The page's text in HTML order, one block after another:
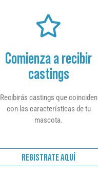
Comienza a recibir
castings
Recibirás castings que coinciden
con las características de tu
mascota.
REGISTRATE AQUÍ